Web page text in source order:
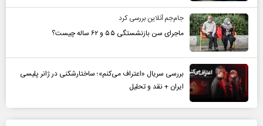
جام‌جم آنلاین بررسی کرد
ماجرای سن بازنشستگی ۵۵ و ۶۲ ساله چیست؟
بررسی سریال «اعتراف می‌کنم»؛ ساختارشکنی در ژانر پلیسی
ایران + نقد و تحلیل